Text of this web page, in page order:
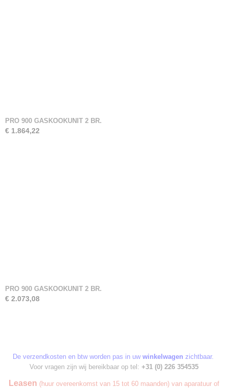
PRO 900 GASKOOKUNIT 2 BR.
€ 1.864,22
PRO 900 GASKOOKUNIT 2 BR.
€ 2.073,08
De verzendkosten en btw worden pas in uw winkelwagen zichtbaar.
Voor vragen zijn wij bereikbaar op tel: +31 (0) 226 354535
Leasen (huur overeenkomst van 15 tot 60 maanden) van aparatuur of